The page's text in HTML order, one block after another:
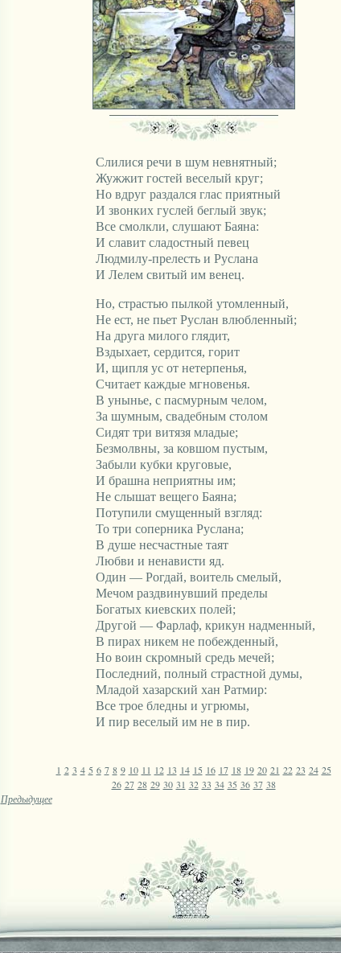
Слилися речи в шум невнятный;
Жужжит гостей веселый круг;
Но вдруг раздался глас приятный
И звонких гуслей беглый звук;
Все смолкли, слушают Баяна:
И славит сладостный певец
Людмилу-прелесть и Руслана
И Лелем свитый им венец.
Но, страстью пылкой утомленный,
Не ест, не пьет Руслан влюбленный;
На друга милого глядит,
Вздыхает, сердится, горит
И, щипля ус от нетерпенья,
Считает каждые мгновенья.
В унынье, с пасмурным челом,
За шумным, свадебным столом
Сидят три витязя младые;
Безмолвны, за ковшом пустым,
Забыли кубки круговые,
И брашна неприятны им;
Не слышат вещего Баяна;
Потупили смущенный взгляд:
То три соперника Руслана;
В душе несчастные таят
Любви и ненависти яд.
Один — Рогдай, воитель смелый,
Мечом раздвинувший пределы
Богатых киевских полей;
Другой — Фарлаф, крикун надменный,
В пирах никем не побежденный,
Но воин скромный средь мечей;
Последний, полный страстной думы,
Младой хазарский хан Ратмир:
Все трое бледны и угрюмы,
И пир веселый им не в пир.
1 2 3 4 5 6 7 8 9 10 11 12 13 14 15 16 17 18 19 20 21 22 23 24 25
26 27 28 29 30 31 32 33 34 35 36 37 38
Предыдущее